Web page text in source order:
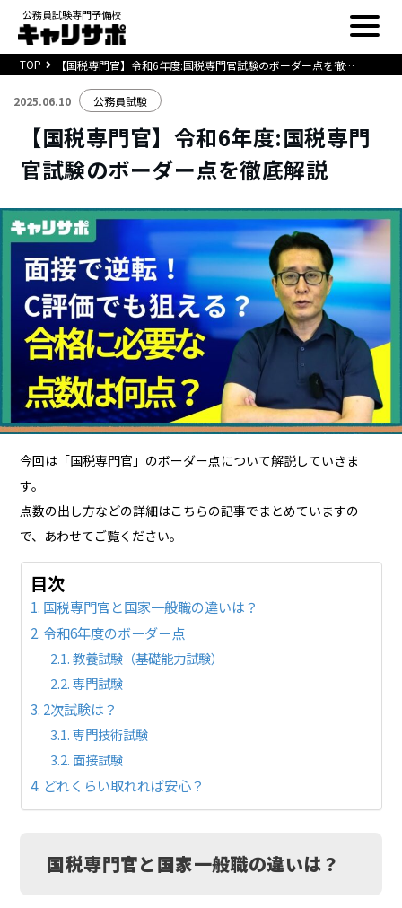
公務員試験専門予備校
TOP 【国税専門官】令和6年度:国税専門官試験のボーダー点を徹底解説
2025.06.10 公務員試験
【国税専門官】令和6年度:国税専門
官試験のボーダー点を徹底解説
今回は「国税専門官」のボーダー点について解説していきま
す。
点数の出し方などの詳細はこちらの記事でまとめていますの
で、あわせてご覧ください。
目次
国税専門官と国家一般職の違いは？
令和6年度のボーダー点
教養試験（基礎能力試験）
専門試験
2次試験は？
専門技術試験
面接試験
どれくらい取れれば安心？
国税専門官と国家一般職の違いは？